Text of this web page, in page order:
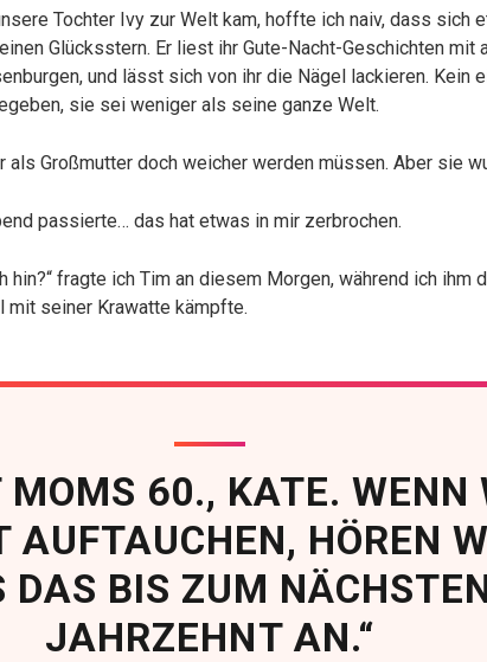
Tochter Ivy zur Welt kam, hoffte ich naiv, dass sich
Glücksstern. Er liest ihr Gute-Nacht-Geschichten mit
und lässt sich von ihr die Nägel lackieren. Kein
sie sei weniger als seine ganze Welt.
als Großmutter doch weicher werden müssen. Aber sie
passierte… das hat etwas in mir zerbrochen.
hin?“ fragte ich Tim an diesem Morgen, während ich ihm
mit seiner Krawatte kämpfte.
MOMS 60., KATE. WENN
AUFTAUCHEN, HÖREN
DAS BIS ZUM
JAHRZEHNT AN.“